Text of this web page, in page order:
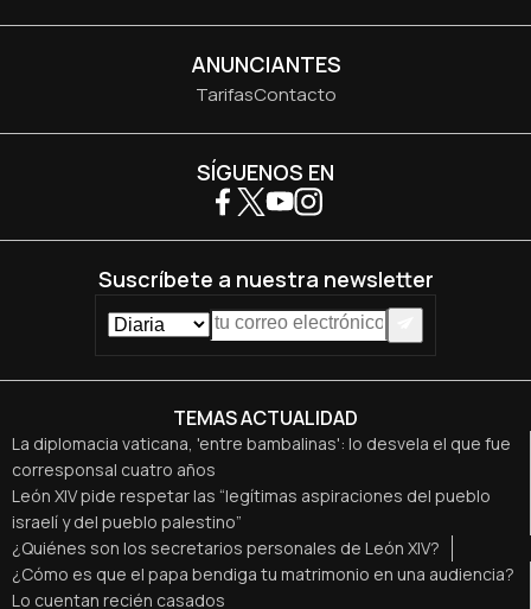
ANUNCIANTES
TarifasContacto
TEMAS ACTUALIDAD
La diplomacia vaticana, 'entre bambalinas': lo desvela el que fue
corresponsal cuatro años
León XIV pide respetar las “legítimas aspiraciones del pueblo
israelí y del pueblo palestino”
¿Quiénes son los secretarios personales de León XIV?
¿Cómo es que el papa bendiga tu matrimonio en una audiencia?
Lo cuentan recién casados
SÍGUENOS EN
Suscríbete a nuestra newsletter